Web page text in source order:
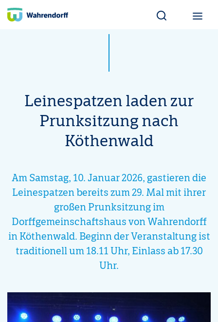
Wahrendorff
Leinespatzen laden zur
Prunksitzung nach
Köthenwald
Am Samstag, 10. Januar 2026, gastieren die
Leinespatzen bereits zum 29. Mal mit ihrer
großen Prunksitzung im
Dorffgemeinschaftshaus von Wahrendorff
in Köthenwald. Beginn der Veranstaltung ist
traditionell um 18.11 Uhr, Einlass ab 17.30
Uhr.